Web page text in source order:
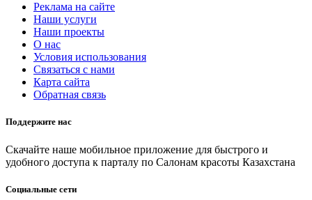
Реклама на сайте
Наши услуги
Наши проекты
О нас
Условия использования
Связаться с нами
Карта сайта
Обратная связь
Поддержите нас
Скачайте наше мобильное приложение для быстрого и
удобного доступа к парталу по Салонам красоты Казахстана
Социальные сети